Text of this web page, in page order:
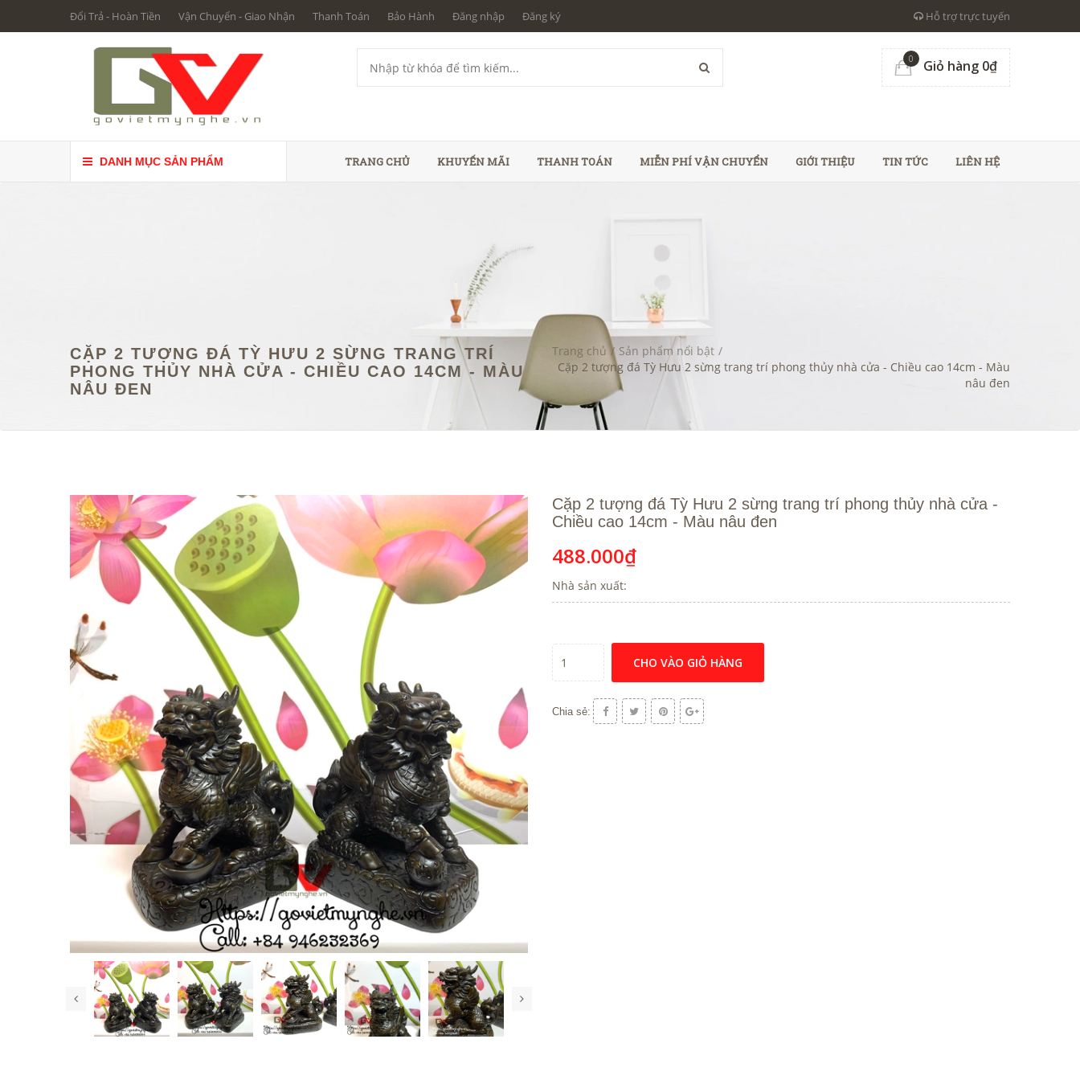
Đổi Trả - Hoàn Tiền Vận Chuyển - Giao Nhận Thanh Toán Bảo Hành Đăng nhập Đăng ký Hỗ trợ trực tuyến
0 Giỏ hàng 0₫
DANH MỤC SẢN PHẨM TRANG CHỦ KHUYẾN MÃI THANH TOÁN MIỄN PHÍ VẬN CHUYỂN GIỚI THIỆU TIN TỨC LIÊN HỆ
CẶP 2 TƯỢNG ĐÁ TỲ HƯU 2 SỪNG TRANG TRÍ
PHONG THỦY NHÀ CỬA - CHIỀU CAO 14CM - MÀU
NÂU ĐEN
Trang chủ / Sản phẩm nổi bật /
Cặp 2 tượng đá Tỳ Hưu 2 sừng trang trí phong thủy nhà cửa - Chiều cao 14cm - Màu
nâu đen
Cặp 2 tượng đá Tỳ Hưu 2 sừng trang trí phong thủy nhà cửa -
Chiều cao 14cm - Màu nâu đen
488.000₫
Nhà sản xuất:
CHO VÀO GIỎ HÀNG
Chia sẻ: